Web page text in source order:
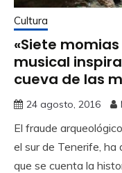
Cultura
«Siete
musical
cueva de las
24 agosto, 2016
El fraude
el sur de Tenerife, ha
que se cuenta la